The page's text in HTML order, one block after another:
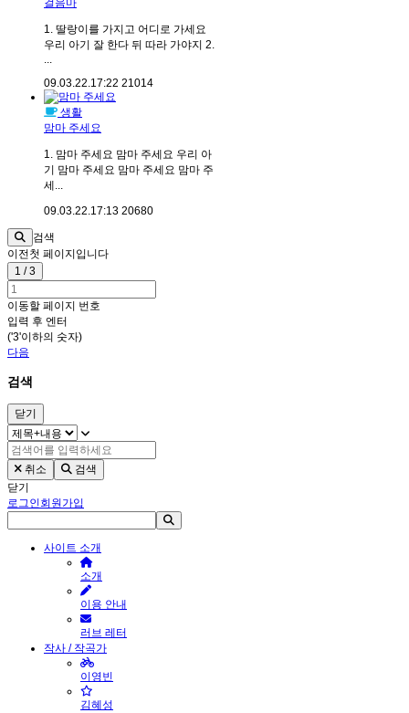
걸음마
1. 딸랑이를 가지고 어디로 가세요
우리 아기 잘 한다 뒤 따라 가야지 2.
...
09.03.22.17:22 21014
생활
맘마 주세요
1. 맘마 주세요 맘마 주세요 우리 아
기 맘마 주세요 맘마 주세요 맘마 주
세...
09.03.22.17:13 20680
검색
이전첫 페이지입니다
1 / 3
이동할 페이지 번호
입력 후 엔터
('3'이하의 숫자)
다음
검색
닫기
취소
검색
닫기
로그인회원가입
사이트 소개
소개
이용 안내
러브 레터
작사 / 작곡가
이영빈
김혜성